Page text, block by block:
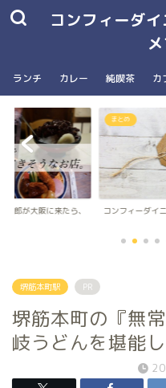
コンフィーダ
ランチ カレー 純喫茶 カ
グのタグ一覧
まとめ
大阪メトロの純
堺筋本町駅 PR
堺筋本町の『無
岐うどんを堪能